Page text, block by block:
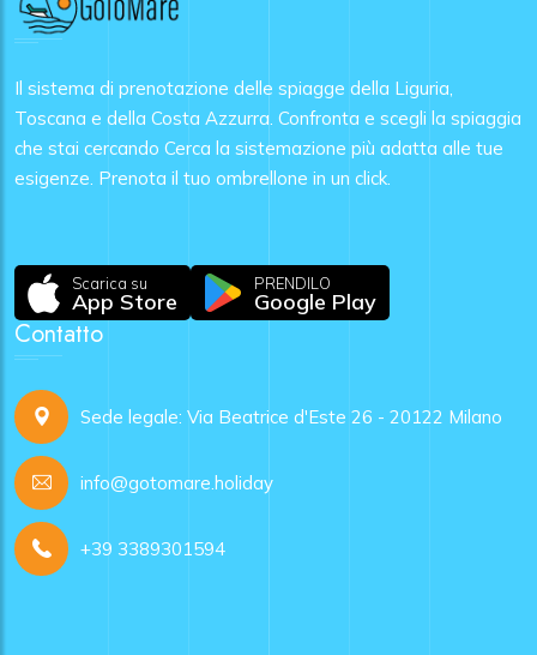
Il sistema di prenotazione delle spiagge della Liguria,
Toscana e della Costa Azzurra. Confronta e scegli la spiaggia
che stai cercando Cerca la sistemazione più adatta alle tue
esigenze. Prenota il tuo ombrellone in un click.
Scarica su
App Store
PRENDILO
Google Play
Contatto
Sede legale: Via Beatrice d'Este 26 - 20122 Milano
info@gotomare.holiday
+39 3389301594